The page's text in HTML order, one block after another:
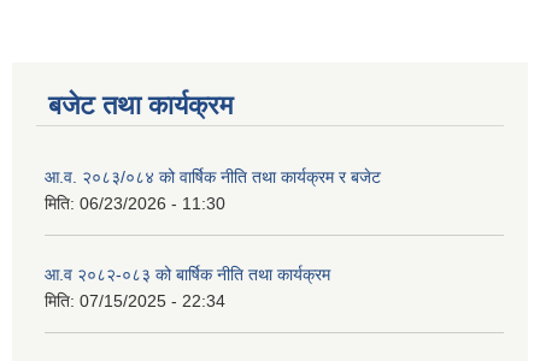
बजेट तथा कार्यक्रम
आ.व. २०८३/०८४ को वार्षिक नीति तथा कार्यक्रम र बजेट
मिति: 06/23/2026 - 11:30
आ.व २०८२-०८३ को बार्षिक नीति तथा कार्यक्रम
मिति: 07/15/2025 - 22:34